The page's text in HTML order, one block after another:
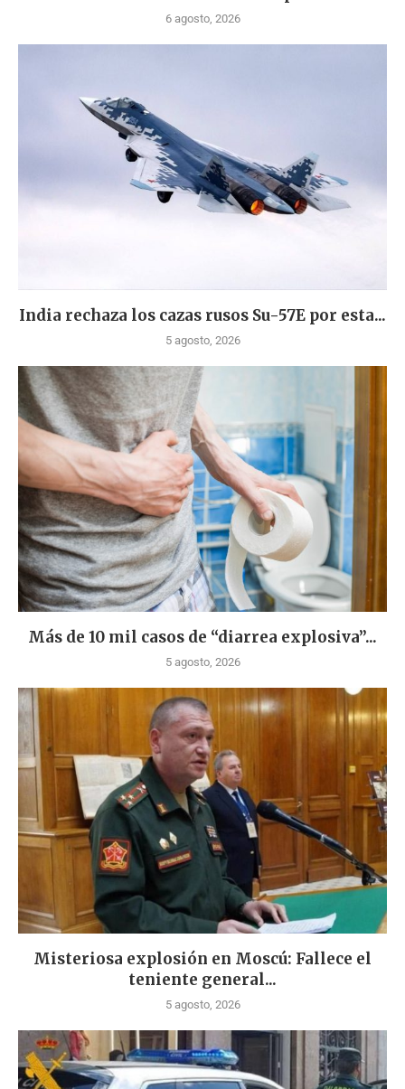
6 agosto, 2026
India rechaza los cazas rusos Su-57E por esta...
5 agosto, 2026
Más de 10 mil casos de “diarrea explosiva”...
5 agosto, 2026
Misteriosa explosión en Moscú: Fallece el
teniente general...
5 agosto, 2026